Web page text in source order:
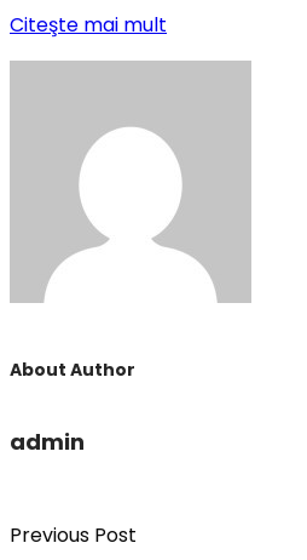
Citeşte mai mult
About Author
admin
Previous Post